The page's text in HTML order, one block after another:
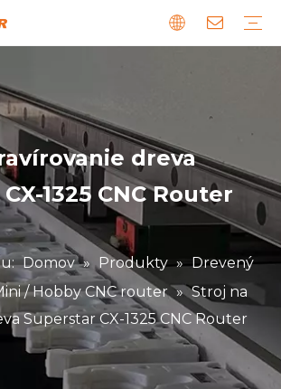
dreva
1325 CNC Router
Domov » Produkty » Drevený
/ Hobby CNC router » Stroj na
Superstar CX-1325 CNC Router